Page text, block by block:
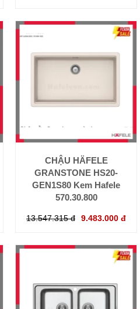
CHẬU HÄFELE
GRANSTONE HS20-
GEN1S80 Kem Hafele
570.30.800
13.547.315 đ 9.483.000 đ